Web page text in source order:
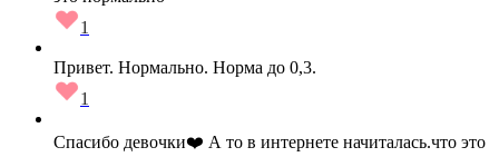
1
Привет. Нормально. Норма до 0,3.
1
Спасибо девочки❤️ А то в интернете начиталась.что это